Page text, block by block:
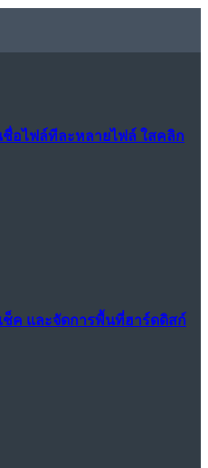
ชื่อไฟล์ทีละหลายไฟล์ ใสคลิก
ช็ค และจัดการพื้นที่ฮาร์ดดิสก์